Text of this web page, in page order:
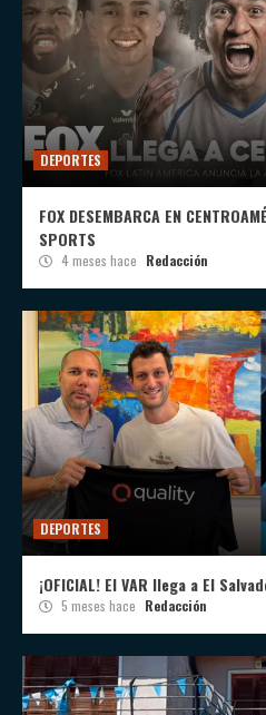
DEPORTES
FOX DESEMBARCA EN
SPORTS
4 meses hace Redacción
DEPORTES
¡OFICIAL! El VAR llega a El
5 meses hace Redacción